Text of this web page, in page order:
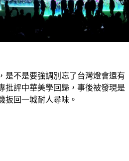
是不是要強調別忘了台灣燈會還有
批評中華美學回歸，事後被發現是
扳回一城耐人尋味。